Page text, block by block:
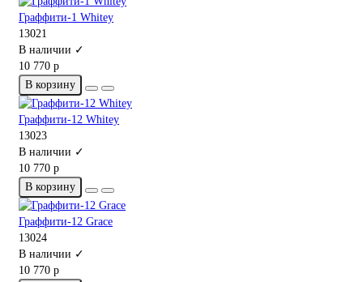
Граффити-1 Whitey
13021
В наличии ✓
10 770 р
В корзину
Граффити-12 Whitey
13023
В наличии ✓
10 770 р
В корзину
Граффити-12 Grace
13024
В наличии ✓
10 770 р